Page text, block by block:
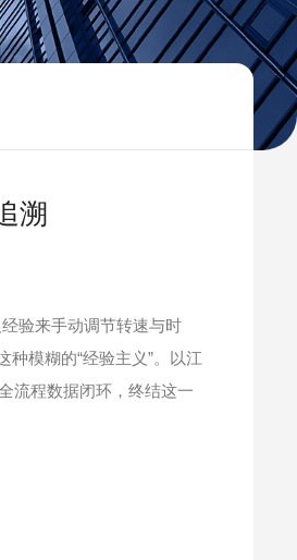
溯
验来手动调节转速与时
模糊的“经验主义”。以江
流程数据闭环，终结这一